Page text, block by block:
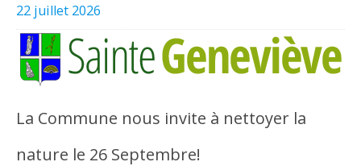
22 juillet 2026
La Commune nous invite à nettoyer la
nature le 26 Septembre!